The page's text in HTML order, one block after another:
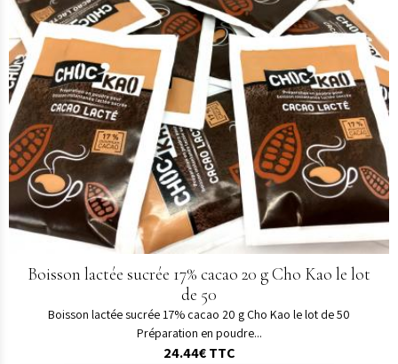
Boisson lactée sucrée 17% cacao 20 g Cho Kao le lot
de 50
Boisson lactée sucrée 17% cacao 20 g Cho Kao le lot de 50
Préparation en poudre...
24.44€TTC